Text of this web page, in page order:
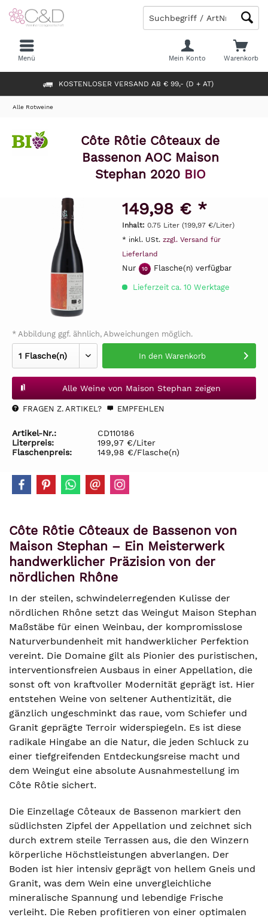
KOSTENLOSER VERSAND AB € 99,- (D + AT)
Warenkorb
Mein Konto
Menü
Alle Rotweine
Côte Rôtie Côteaux de
Bassenon AOC Maison
Stephan 2020 BIO
149,98 € *
Inhalt: 0.75 Liter (199,97 €/Liter)
* inkl. USt. zzgl. Versand für
Lieferland
Nur 10 Flasche(n) verfügbar
Lieferzeit ca. 10 Werktage
* Abbildung ggf. ähnlich, Abweichungen möglich.
In den Warenkorb
Alle Weine von Maison Stephan zeigen
FRAGEN Z. ARTIKEL? EMPFEHLEN
Artikel-Nr.:
CD110186
Literpreis:
199,97 €/Liter
Flaschenpreis:
149,98 €/Flasche(n)
Côte Rôtie Côteaux de Bassenon von
Maison Stephan – Ein Meisterwerk
handwerklicher Präzision von der
nördlichen Rhône
In der steilen, schwindelerregenden Kulisse der
nördlichen Rhône setzt das Weingut Maison Stephan
Maßstäbe für einen Weinbau, der kompromisslose
Naturverbundenheit mit handwerklicher Perfektion
vereint. Die Domaine gilt als Pionier des puristischen,
interventionsfreien Ausbaus in einer Appellation, die
sonst oft von kraftvoller Modernität geprägt ist. Hier
entstehen Weine von seltener Authentizität, die
gänzlich ungeschminkt das raue, vom Schiefer und
Granit geprägte Terroir widerspiegeln. Es ist diese
radikale Hingabe an die Natur, die jeden Schluck zu
einer tiefgreifenden Entdeckungsreise macht und
dem Weingut eine absolute Ausnahmestellung im
Côte Rôtie sichert.
Die Einzellage Côteaux de Bassenon markiert den
südlichsten Zipfel der Appellation und zeichnet sich
durch extrem steile Terrassen aus, die den Winzern
körperliche Höchstleistungen abverlangen. Der
Boden ist hier intensiv geprägt von hellem Gneis und
Granit, was dem Wein eine unvergleichliche
mineralische Spannung und lebendige Frische
verleiht. Die Reben profitieren von einer optimalen